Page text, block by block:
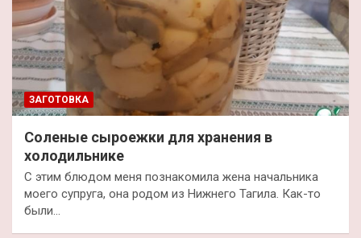
ЗАГОТОВКА
Соленые сыроежки для хранения в
холодильнике
С этим блюдом меня познакомила жена начальника
моего супруга, она родом из Нижнего Тагила. Как-то
были…